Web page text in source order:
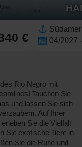
€ 04/2027
Rio Negro mit
Tauchen Sie
und lassen Sie sich
Auf Ihrer
Sie die Vielfalt
Sie exotische Tiere in
Sie die Ruhe und